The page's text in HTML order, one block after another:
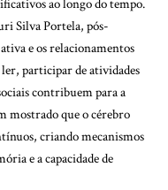
ao longo do tempo.
Silva Portela, pós-
e os relacionamentos
participar de atividades
contribuem para a
mostrado que o cérebro
criando mecanismos
e a capacidade de